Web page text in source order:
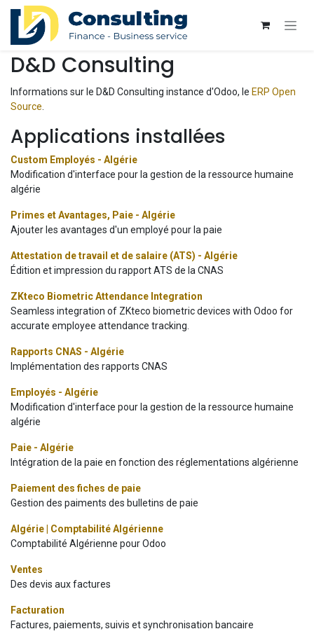
Se rendre au contenu
D&D Consulting
Informations sur le D&D Consulting instance d'Odoo, le ERP Open
Source
Applications installées
Custom Employés - Algérie
Modification d'interface pour la gestion de la ressource humaine
algérie
Primes et Avantages, Paie - Algérie
Ajouter les avantages d'un employé pour la paie
Attestation de travail et de salaire (ATS) - Algérie
Édition et impression du rapport ATS de la CNAS
ZKteco Biometric Attendance Integration
Seamless integration of ZKteco biometric devices with Odoo for
accurate employee attendance tracking.
Rapports CNAS - Algérie
Implémentation des rapports CNAS
Employés - Algérie
Modification d'interface pour la gestion de la ressource humaine
algérie
Paie - Algérie
Intégration de la paie en fonction des réglementations algérienne
Paiement des fiches de paie
Gestion des paiments des bulletins de paie
Algérie | Comptabilité Algérienne
Comptabilité Algérienne pour Odoo
Ventes
Des devis aux factures
Facturation
Factures, paiements, suivis et synchronisation bancaire